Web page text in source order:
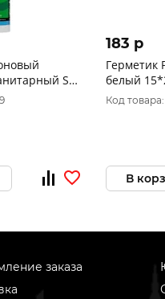
SX
183 p
Герметик
белый
Код
В
заказа